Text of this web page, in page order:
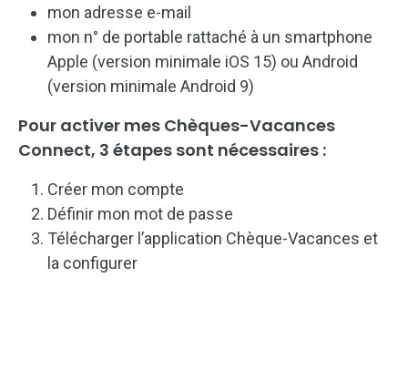
mon adresse e-mail
mon n° de portable rattaché à un smartphone
Apple (version minimale iOS 15) ou Android
(version minimale Android 9)
Pour activer mes Chèques-Vacances
Connect, 3 étapes sont nécessaires :
Créer mon compte
Définir mon mot de passe
Télécharger l’application Chèque-Vacances et
la configurer